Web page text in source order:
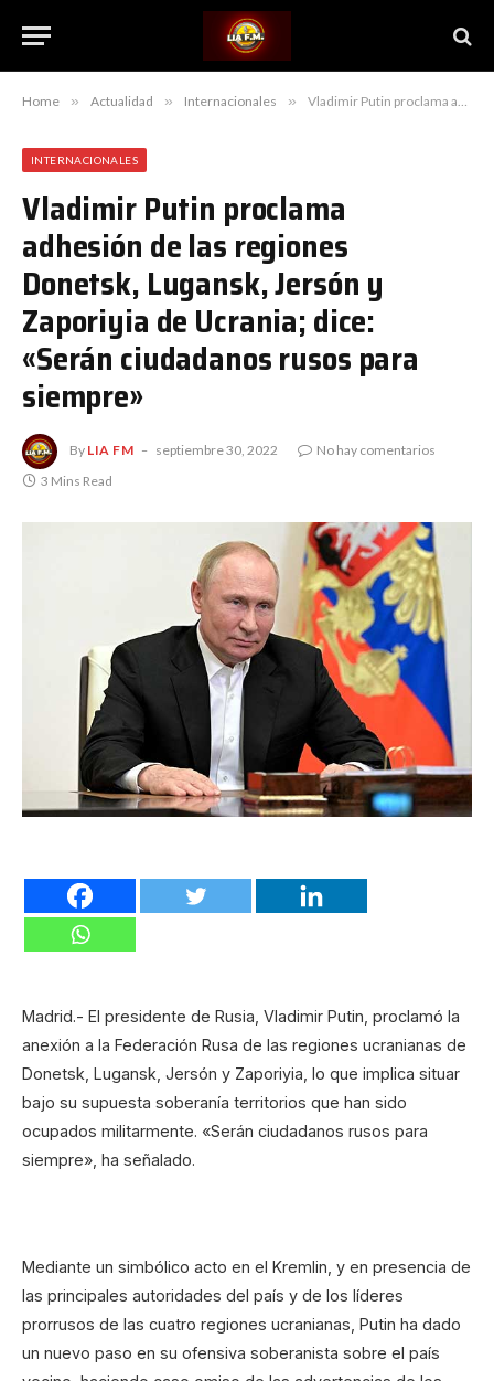
Home » Actualidad » Internacionales » Vladimir Putin proclama adhesión de las regiones Donetsk, Lugansk, Jersón y Zaporiyia de Ucrania; dice: «Serán ciudadanos rusos para siempre»
INTERNACIONALES
Vladimir Putin proclama
adhesión de las regiones
Donetsk, Lugansk, Jersón y
Zaporiyia de Ucrania; dice:
«Serán ciudadanos rusos para
siempre»
By LIA FM septiembre 30, 2022
No hay comentarios
3 Mins Read
Madrid.- El presidente de Rusia, Vladimir Putin, proclamó la
anexión a la Federación Rusa de las regiones ucranianas de
Donetsk, Lugansk, Jersón y Zaporiyia, lo que implica situar
bajo su supuesta soberanía territorios que han sido
ocupados militarmente. «Serán ciudadanos rusos para
siempre», ha señalado.
Mediante un simbólico acto en el Kremlin, y en presencia de
las principales autoridades del país y de los líderes
prorrusos de las cuatro regiones ucranianas, Putin ha dado
un nuevo paso en su ofensiva soberanista sobre el país